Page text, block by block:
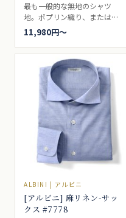
最も一般的な無地のシャツ
地。ポプリン織り、またはポ
プリンブロードと呼ばれる普
通の無地シャツ生地。薄い色
目のブルー。ビジネスシャツ
11,980円〜
ALBINI | アルビニ
[アルビニ] 麻リネン-サッ
クス #7778